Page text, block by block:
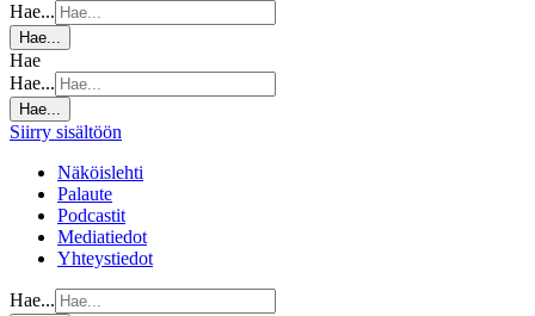
Hae...
Hae...
Hae
Hae...
Hae...
Siirry sisältöön
Näköislehti
Palaute
Podcastit
Mediatiedot
Yhteystiedot
Hae...